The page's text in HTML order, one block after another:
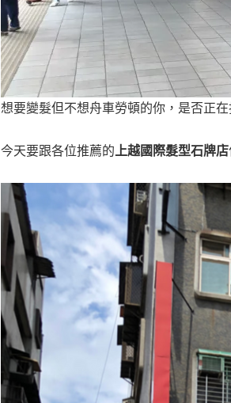
想要變髮但不想舟車勞頓的你，是否正
今天要跟各位推薦的上越國際髮型石牌店